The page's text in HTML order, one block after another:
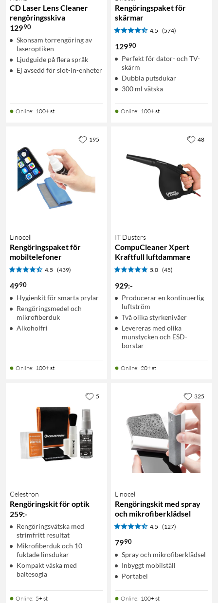
CD Laser Lens Cleaner
rengöringsskiva
12990
Skonsam torrengöring av
laseroptiken
Ljudguide på flera språk
Ej avsedd för slot-in-enheter
Online: 100+ st
Rengöringspaket för
skärmar
4.5 (574)
12990
Perfekt för dator- och TV-
skärm
Dubbla putsdukar
300 ml vätska
Online: 100+ st
Linocell
Rengöringspaket för
mobiltelefoner
4.5 (439)
4990
Hygienkit för smarta prylar
Rengöringsmedel och
mikrofiberduk
Alkoholfri
Online: 100+ st
195
IT Dusters
CompuCleaner Xpert
Kraftfull luftdammare
5.0 (45)
929:-
Producerar en kontinuerlig
luftström
Två olika styrkenivåer
Levereras med olika
munstycken och ESD-
borstar
Online: 20+ st
48
Celestron
Rengöringskit för optik
259:-
Rengöringsvätska med
strimfritt resultat
Mikrofiberduk och 10
fuktade linsdukar
Kompakt väska med
bältesögla
Online: 5+ st
5
Linocell
Rengöringskit med spray
och mikrofiberklädsel
4.5 (127)
7990
Spray och mikrofiberklädsel
Inbyggt mobilställ
Portabel
Online: 100+ st
325